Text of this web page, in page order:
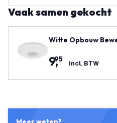
Vaak samen gekocht
Witte Opbouw
0° Met
eik
9,
95 incl. BTW